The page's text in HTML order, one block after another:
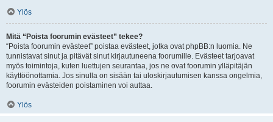
Ylös
Mitä “Poista foorumin evästeet” tekee?
“Poista foorumin evästeet” poistaa evästeet, jotka ovat phpBB:n luomia. Ne
tunnistavat sinut ja pitävät sinut kirjautuneena foorumille. Evästeet tarjoavat
myös toimintoja, kuten luettujen seurantaa, jos ne ovat foorumin ylläpitäjän
käyttöönottamia. Jos sinulla on sisään tai uloskirjautumisen kanssa ongelmia,
foorumin evästeiden poistaminen voi auttaa.
Ylös